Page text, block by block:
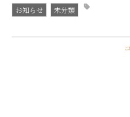
お知らせ 未分類